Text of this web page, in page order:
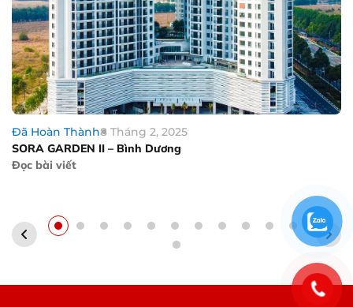
Đã Hoàn Thành8 Tháng 2, 2025
SORA GARDEN II – Bình Dương
Đọc bài viết